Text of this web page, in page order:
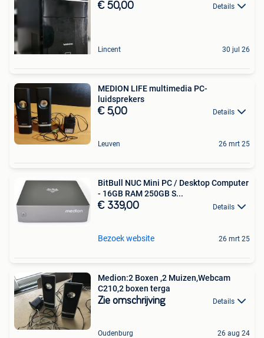
€ 50,00 Details
Lincent 30 jul 26
MEDION LIFE multimedia PC-
luidsprekers
€ 5,00 Details
Leuven 26 mrt 25
BitBull NUC Mini PC / Desktop Computer
- 16GB RAM 250GB S...
€ 339,00 Details
Bezoek website 26 mrt 25
Medion:2 Boxen ,2 Muizen,Webcam
C210,2 boxen terga
Zie omschrijving Details
Oudenburg 26 aug 24